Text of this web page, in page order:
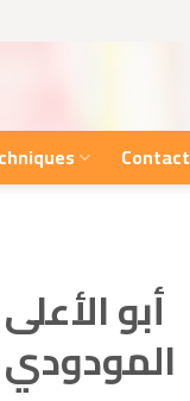
Contact
أبو الأعلى
المودودي